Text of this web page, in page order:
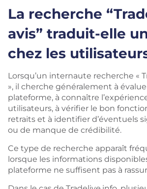
La recherche
avis” traduit-elle
chez les
Lorsqu’un internaute recherche «
», il cherche généralement à
plateforme, à connaître
utilisateurs, à vérifier le bon
retraits et à identifier d’éventuels
ou de manque de crédibilité.
Ce type de recherche apparaît
lorsque les informations
plateforme ne suffisent pas à